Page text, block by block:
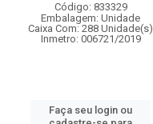
Código: 833329
Embalagem: Unidade
Caixa Com: 288 Unidade(s)
Inmetro: 006721/2019
Faça seu login ou